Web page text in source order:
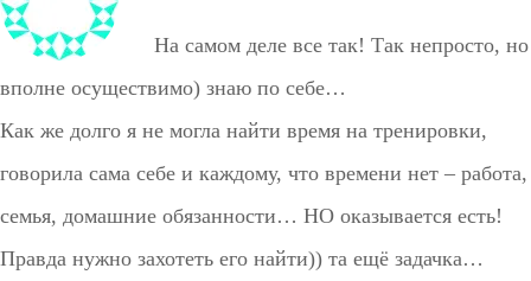
На самом деле все так! Так непросто, но
вполне осуществимо) знаю по себе…
Как же долго я не могла найти время на тренировки,
говорила сама себе и каждому, что времени нет – работа,
семья, домашние обязанности… НО оказывается есть!
Правда нужно захотеть его найти)) та ещё задачка…